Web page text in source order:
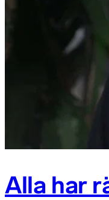
Alla har